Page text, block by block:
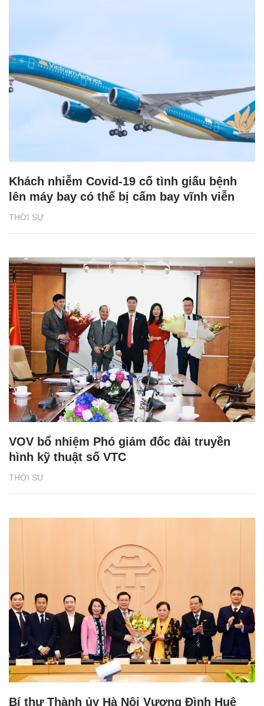
THỜI SỰ
Khách nhiễm Covid-19 cố tình giấu bệnh
lên máy bay có thể bị cấm bay vĩnh viễn
THỜI SỰ
VOV bổ nhiệm Phó giám đốc đài truyền
hình kỹ thuật số VTC
Bí thư Thành ủy Hà Nội Vương Đình Huệ